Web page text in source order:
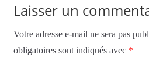
Laisser un
Votre adresse e-mail ne sera pas
obligatoires sont indiqués avec *